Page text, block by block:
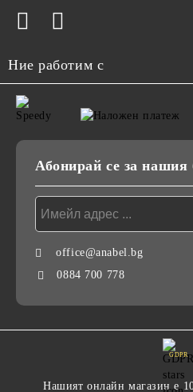
Ние работим с
Абонирай се за нашия
office@anabel.bg
0884 700 778
GDPR
Нашият онлайн магазин е